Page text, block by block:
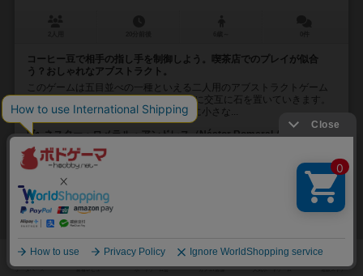
コーヒー豆で相手の指し手を制御しよう。喫茶店でのプレイが似合
う？おしゃれなアブストラクト。
このゲームは五目並べの一種といえる二人用のアブストラクトゲーム
です。 四角形、または六角形のボードに交互に石を置いていきます。
石を置いたプレイヤーは、その石の上に小さな...
ネスター・ロメラル・アンドレス（Néstor Romeral Andrés）
ネスター・ロメラル・アンドレス（Néstor Romeral Andrés）
ネスターゲームズ（Nestorgames）
24 23